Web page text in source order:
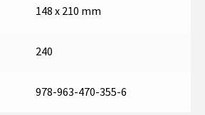
148 x 210 mm
240
978-963-470-355-6